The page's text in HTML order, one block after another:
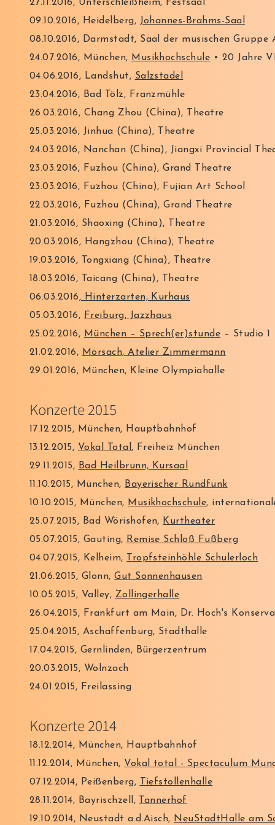
27.11.2016, Unterschleißheim, Festsaal
09.10.2016, Heidelberg, Johannes-Brahms-Saal
08.10.2016, Darmstadt, Saal der musischen Gruppe
24.07.2016, München, Musikhochschule • 20 Jahre
04.06.2016, Landshut, Salzstadel
23.04.2016, Bad Tölz, Franzmühle
26.03.2016, Chang Zhou (China), Theatre
25.03.2016, Jinhua (China), Theatre
24.03.2016, Nanchan (China), Jiangxi Provincial
23.03.2016, Fuzhou (China), Grand Theatre
23.03.2016, Fuzhou (China), Fujian Art School
22.03.2016, Fuzhou (China), Grand Theatre
21.03.2016, Shaoxing (China), Theatre
20.03.2016, Hangzhou (China), Theatre
19.03.2016, Tongxiang (China), Theatre
18.03.2016, Taicang (China), Theatre
06.03.2016, Hinterzarten, Kurhaus
05.03.2016, Freiburg, Jazzhaus
25.02.2016, München – Sprech(er)stunde – Studio 1
21.02.2016, Mörsach, Atelier Zimmermann
29.01.2016, München, Kleine Olympiahalle
Konzerte 2015
17.12.2015, München, Hauptbahnhof
13.12.2015, Vokal Total , Freiheiz München
29.11.2015, Bad Heilbrunn, Kursaal
11.10.2015, München, Bayerischer Rundfunk
10.10.2015, München, Musikhochschule,
25.07.2015, Bad Wörishofen, Kurtheater
05.07.2015, Gauting, Remise Schloß Fußberg
04.07.2015, Kelheim,
Tropfsteinhöhle Schulerloch
21.06.2015, Glonn,Gut Sonnenhausen
10.05.2015, Valley, Zollingerhalle
26.04.2015, Frankfurt am Main, Dr. Hoch's
25.04.2015, Aschaffenburg, Stadthalle
17.04.2015, Gernlinden, Bürgerzentrum
20.03.2015, Wolnzach
24.01.2015, Freilassing
Konzerte 2014
18.12.2014, München, Hauptbahnhof
11.12.2014, München, Vokal total - Spectaculum
07.12.2014, Peißenberg,
Tiefstollenhalle
28.11.2014, Bayrischzell,
Tannerhof
19.10.2014, Neustadt a.d.Aisch, NeuStadtHalle am